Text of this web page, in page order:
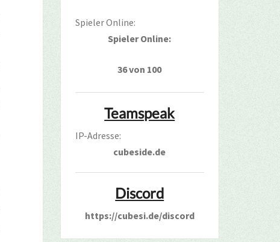
Spieler Online:
Spieler Online:
36 von 100
Teamspeak
IP-Adresse:
cubeside.de
Discord
https://cubesi.de/discord